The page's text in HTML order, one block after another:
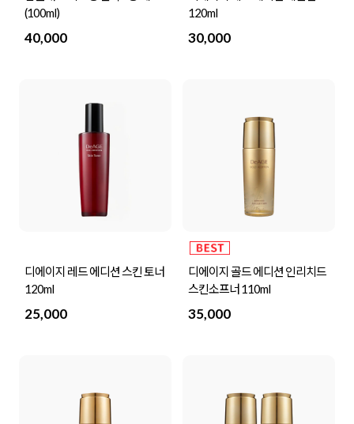
(100ml)
40,000
120ml
30,000
디에이지 레드 에디션 스킨 토너
120ml
25,000
디에이지 골드 에디션 인리치드
스킨소프너 110ml
35,000